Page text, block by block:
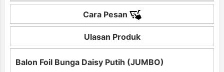
Balon Foil Bunga Daisy Putih (JUMBO)
Cara Pesan
Ulasan Produk